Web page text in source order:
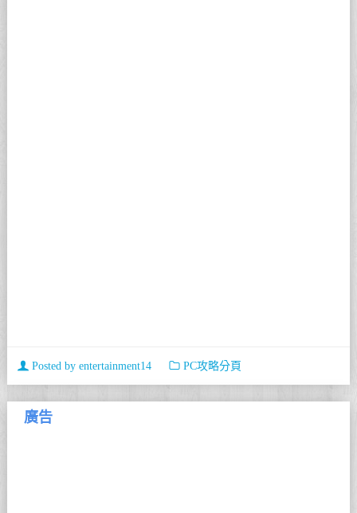
Posted by entertainment14 PC攻略分頁
廣告